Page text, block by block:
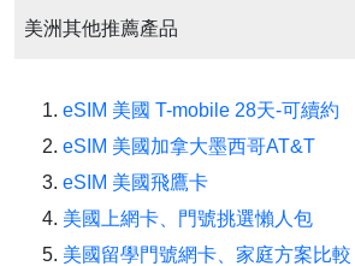
美洲其他推薦產品
eSIM 美國 T-mobile 28天-可續約
eSIM 美國加拿大墨西哥AT&T
eSIM 美國飛鷹卡
美國上網卡、門號挑選懶人包
美國留學門號網卡、家庭方案比